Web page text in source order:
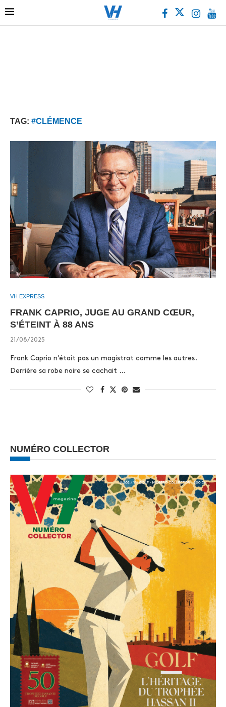
TAG: #CLÉMENCE
VH EXPRESS
FRANK CAPRIO, JUGE AU GRAND CŒUR,
S’ÉTEINT À 88 ANS
21/08/2025
Frank Caprio n’était pas un magistrat comme les autres.
Derrière sa robe noire se cachait …
NUMÉRO COLLECTOR